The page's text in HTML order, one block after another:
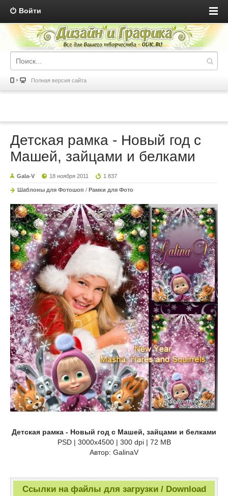
Войти
Полная версия сайта
Детская рамка - Новый год с
Машей, зайцами и белками
Gala-V 18 ноября 2011 1 837
Шаблоны для Фотошоп / Рамки для Фото
Детская рамка - Новый год с Машей, зайцами и белками
PSD | 3000x4500 | 300 dpi | 72 MB
Автор: GalinaV
Ссылки на файлы для загрузки / Download